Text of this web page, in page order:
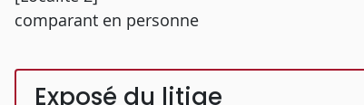
comparant en personne
Exposé du litige